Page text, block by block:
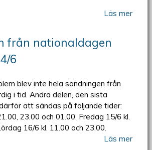
Läs mer
från nationaldagen
6
blev inte hela sändningen från
i tid. Andra delen, den sista
att sändas på följande tider:
23.00 och 01.00. Fredag 15/6 kl.
16/6 kl. 11.00 och 23.00.
Läs mer